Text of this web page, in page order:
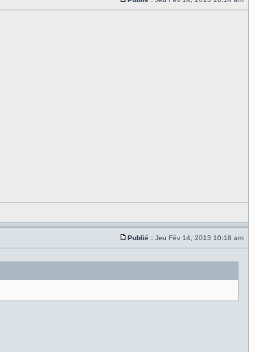
Publié : Jeu Fév 14, 2013 10:18 am